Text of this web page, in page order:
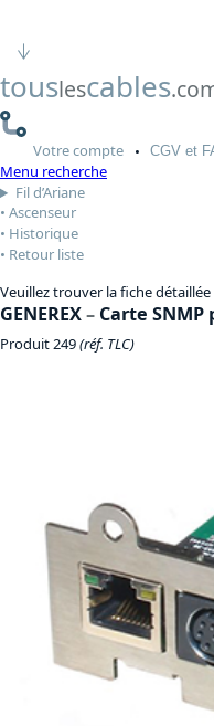
touslescables
Votrecompte CGV et
Menu recherche
Fil d’Ariane
Ascenseur
Historique
Retour liste
Veuillez trouver la fiche détaillée
GENEREX– Carte
Produit 249(réf. TLC)